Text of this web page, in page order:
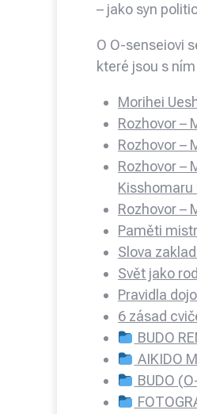
– jako syn
O O-senseiovi
které jsou s
Morihei
Rozhovor –
Rozhovor –
Rozhovor –
Kisshomaru
Rozhovor –
Paměti
Slova
Svět jako
Pravidla
6 zásad
BUDO
AIKIDO
BUDO